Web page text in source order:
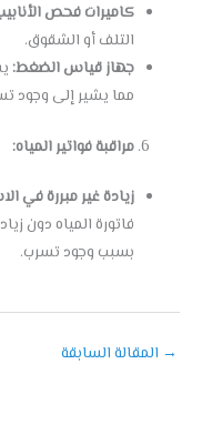
كاميرات فحص
التلف أو الشقوق.
جهاز قياس الضغط:
مما يشير إلى وجود
مراقبة فواتير المياه:
زيادة غير مبررة في
فاتورة المياه دون
بسبب وجود تسرب.
→ المقالة السابقة